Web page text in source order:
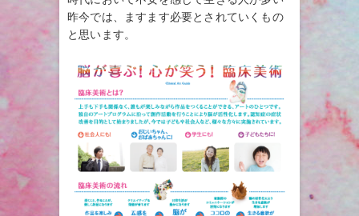
昨今では、ますます必要とされていくもの
と思います。